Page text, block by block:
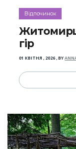
Відпочинок
гір
01 КВІТНЯ , 2026,BY